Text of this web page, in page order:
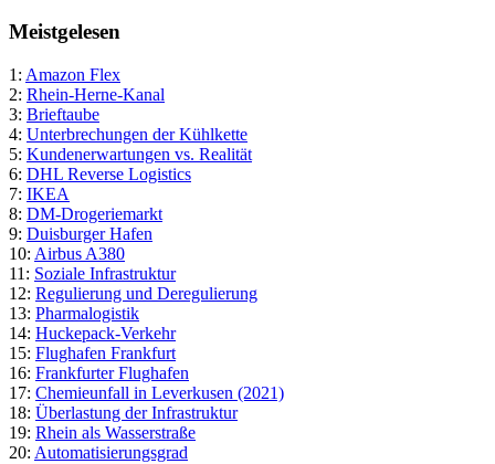
Meistgelesen
1: Amazon Flex
2: Rhein-Herne-Kanal
3: Brieftaube
4: Unterbrechungen der Kühlkette
5: Kundenerwartungen vs. Realität
6: DHL Reverse Logistics
7: IKEA
8: DM-Drogeriemarkt
9: Duisburger Hafen
10: Airbus A380
11: Soziale Infrastruktur
12: Regulierung und Deregulierung
13: Pharmalogistik
14: Huckepack-Verkehr
15: Flughafen Frankfurt
16: Frankfurter Flughafen
17: Chemieunfall in Leverkusen (2021)
18: Überlastung der Infrastruktur
19: Rhein als Wasserstraße
20: Automatisierungsgrad